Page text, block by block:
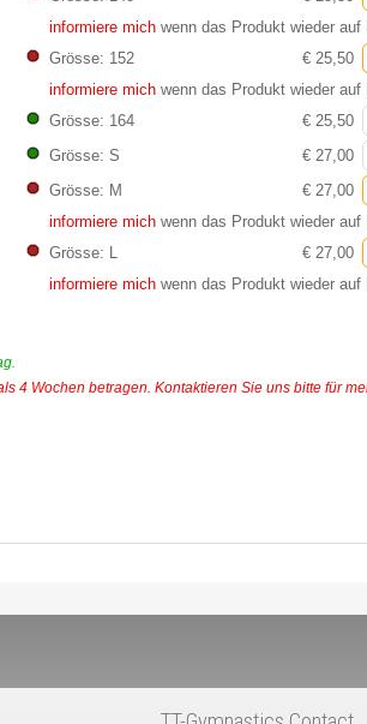
informiere michwenn das Produkt wieder auf
Grösse: 152
€ 25,50
informiere michwenn das Produkt wieder auf
Grösse: 164
€ 25,50
Grösse: S
€ 27,00
Grösse: M
€ 27,00
informiere michwenn das Produkt wieder auf
Grösse: L
€ 27,00
informiere michwenn das Produkt wieder auf
4 Wochen betragen. Kontaktieren Sie uns bitte für